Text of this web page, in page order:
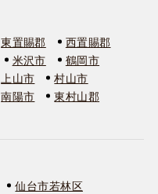
東置賜郡
西置賜郡
米沢市
鶴岡市
上山市
村山市
南陽市
東村山郡
仙台市若林区